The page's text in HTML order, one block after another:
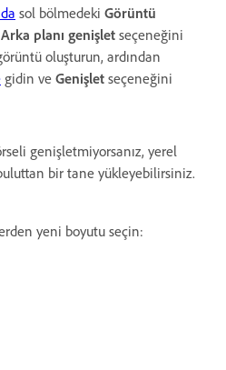
sol bölmedeki Görüntü
Arka planı genişlet seçeneğini
oluşturun, ardından
gidin ve Genişlet seçeneğini
genişletmiyorsanız, yerel
bir tane yükleyebilirsiniz.
yeni boyutu seçin: